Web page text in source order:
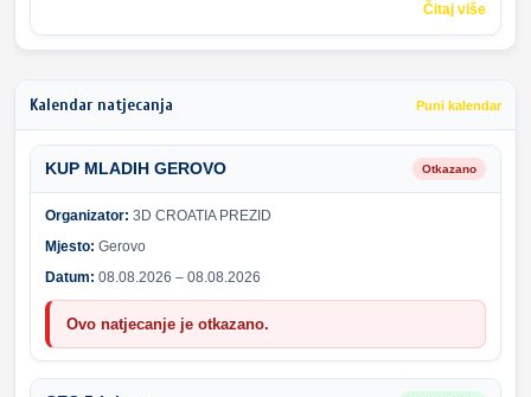
Čitaj više
Kalendar natjecanja Puni kalendar
KUP MLADIH GEROVO Otkazano
Organizator: 3D CROATIA PREZID
Mjesto: Gerovo
Datum: 08.08.2026 – 08.08.2026
Ovo natjecanje je otkazano.